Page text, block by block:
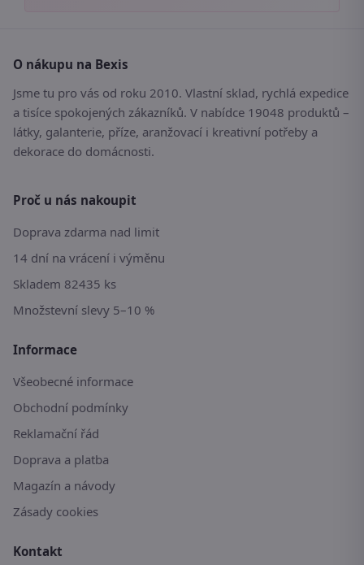
O nákupu na Bexis
Jsme tu pro vás od roku 2010. Vlastní sklad, rychlá expedice
a tisíce spokojených zákazníků. V nabídce 19048 produktů –
látky, galanterie, příze, aranžovací i kreativní potřeby a
dekorace do domácnosti.
Proč u nás nakoupit
Doprava zdarma nad limit
14 dní na vrácení i výměnu
Skladem 82435 ks
Množstevní slevy 5–10 %
Informace
Všeobecné informace
Obchodní podmínky
Reklamační řád
Doprava a platba
Magazín a návody
Zásady cookies
Kontakt